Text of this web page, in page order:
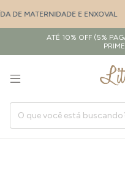
DE MATERNIDADE E ENXOVAL
ATÉ 10% OFF (5%